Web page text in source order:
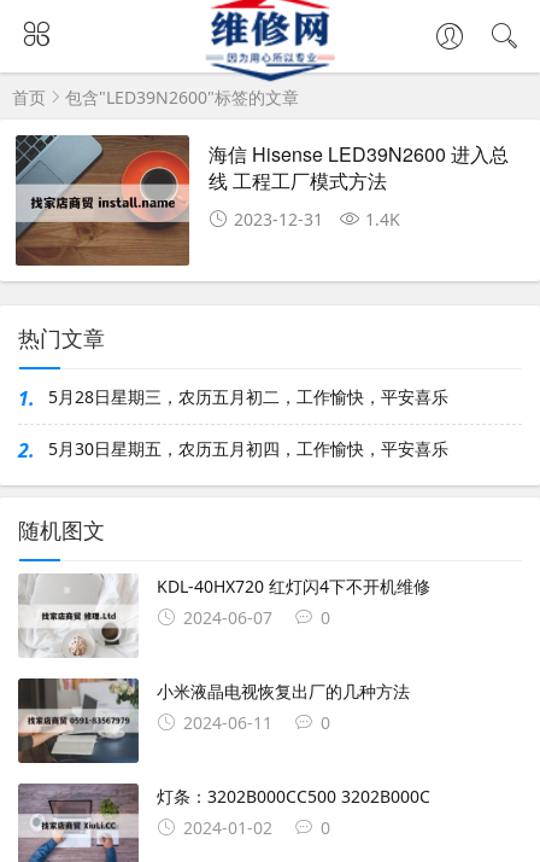
首页 包含"LED39N2600"标签的文章
海信 Hisense LED39N2600 进入总
线 工程工厂模式方法
2023-12-31 1.4K
热门文章
1. 5月28日星期三，农历五月初二，工作愉快，平安喜乐
2. 5月30日星期五，农历五月初四，工作愉快，平安喜乐
随机图文
KDL-40HX720 红灯闪4下不开机维修
2024-06-07
0
小米液晶电视恢复出厂的几种方法
2024-06-11
0
灯条：3202B000CC500 3202B000C
2024-01-02
0